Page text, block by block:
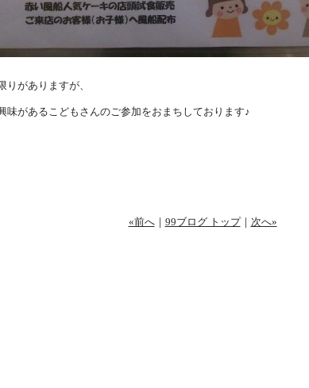
りがありますが、
味があるこどもさんのご参加をおまちしております♪
«前へ｜ 99ブログ トップ｜ 次へ»